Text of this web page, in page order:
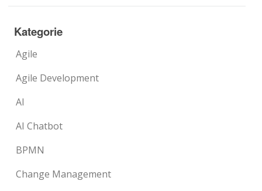
Kategorie
Agile
Agile Development
AI
AI Chatbot
BPMN
Change Management